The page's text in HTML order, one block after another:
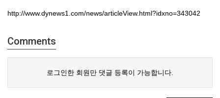
http://www.dynews1.com/news/articleView.html?idxno=343042
Comments
로그인한 회원만 댓글 등록이 가능합니다.